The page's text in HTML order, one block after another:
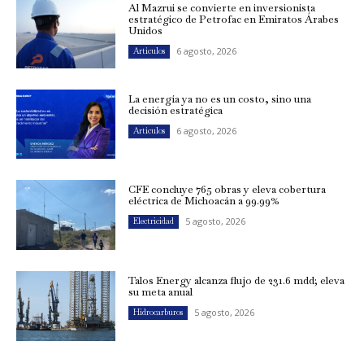
Al Mazrui se convierte en inversionista
estratégico de Petrofac en Emiratos Árabes
Unidos
Artículos 6 agosto, 2026
La energía ya no es un costo, sino una
decisión estratégica
Artículos 6 agosto, 2026
CFE concluye 765 obras y eleva cobertura
eléctrica de Michoacán a 99.99%
Electricidad 5 agosto, 2026
Talos Energy alcanza flujo de 231.6 mdd; eleva
su meta anual
Hidrocarburos 5 agosto, 2026